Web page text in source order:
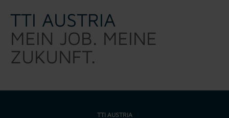
TTI AUSTRIA
MEIN JOB. MEINE
ZUKUNFT.
TTI AUSTRIA